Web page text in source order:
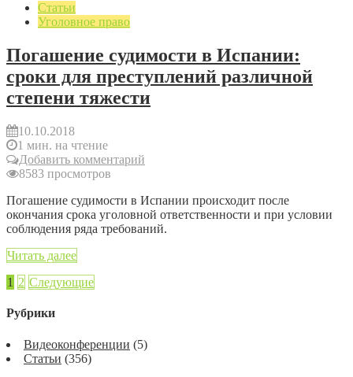
Статьи
Уголовное право
Погашение судимости в Испании:
сроки для преступлений различной
степени тяжести
10.10.2018
1 мин. на чтение
Добавить комментарий
8583 просмотров
Погашение судимости в Испании происходит после
окончания срока уголовной ответственности и при условии
соблюдения ряда требований.
Читать далее
1 2 Следующие
Рубрики
Видеоконференции (5)
Статьи (356)